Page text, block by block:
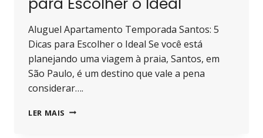
Aluguel Apartamento Temporada Santos: 5
Dicas para Escolher o Ideal Se você está
planejando uma viagem à praia, Santos, em
São Paulo, é um destino que vale a pena
considerar….
LER MAIS ALUGUEL